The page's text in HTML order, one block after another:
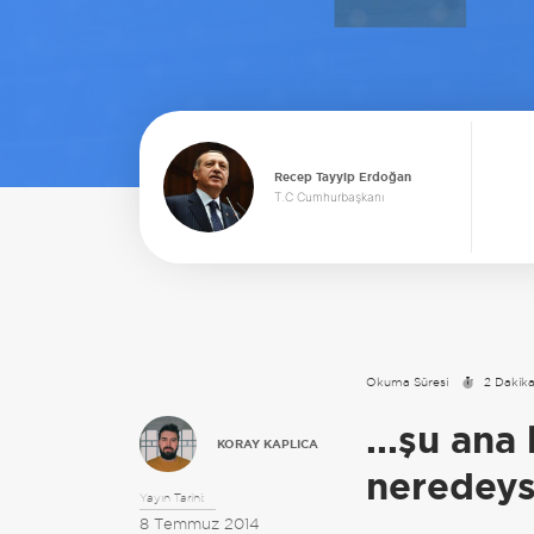
Recep Tayyip Erdoğan
T.C Cumhurbaşkanı
Okuma Süresi 2 Dakika
KORAY KAPLICA
Yayın Tarihi:
8 Temmuz 2014
...şu ana